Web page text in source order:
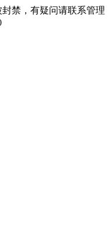
禁，有疑问请联系管理